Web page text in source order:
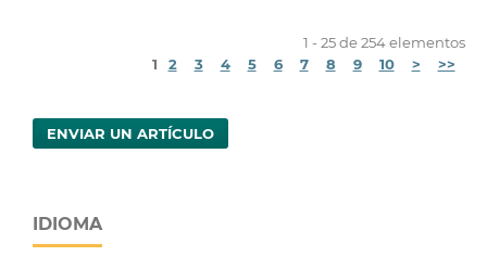
1 - 25 de 254 elementos
1
2 3 4 5 6 7 8 9 10 > >>
ENVIAR UN ARTÍCULO
IDIOMA